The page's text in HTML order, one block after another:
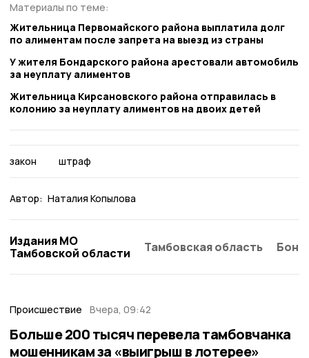
Материалы по теме:
Жительница Первомайского района выплатила долг
по алиментам после запрета на выезд из страны
У жителя Бондарского района арестовали автомобиль
за неуплату алиментов
Жительница Кирсановского района отправилась в
колонию за неуплату алиментов на двоих детей
закон штраф
Автор: Наталия Копылова
Издания МО
Тамбовской области
Тамбовская область
Происшествие Вчера, 09:42
Больше 200 тысяч перевела тамбовчанка
мошенникам за «выигрыш в лотерее»